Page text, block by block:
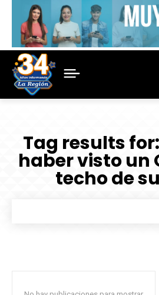
Tag results for:
haber visto un
techo de